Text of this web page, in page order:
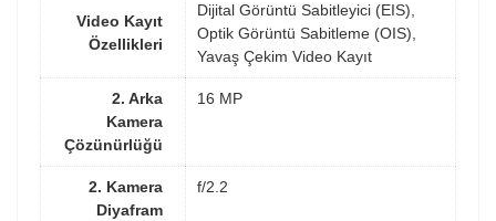
Video Kayıt
Özellikleri
Dijital Görüntü Sabitleyici (EIS),
Optik Görüntü Sabitleme (OIS),
Yavaş Çekim Video Kayıt
2. Arka
Kamera
Çözünürlüğü
16 MP
2. Kamera
Diyafram
f/2.2